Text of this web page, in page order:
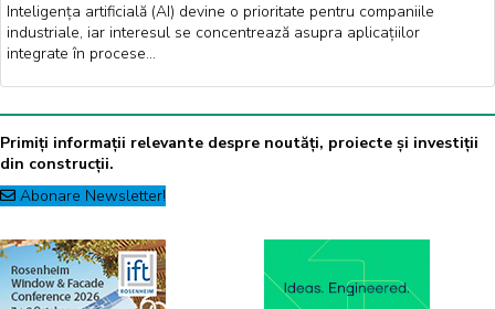
Inteligența artificială (AI) devine o prioritate pentru companiile
industriale, iar interesul se concentrează asupra aplicațiilor
integrate în procese…
Primiți informații relevante despre noutăți, proiecte și investiții
din construcții.
Abonare Newsletter!